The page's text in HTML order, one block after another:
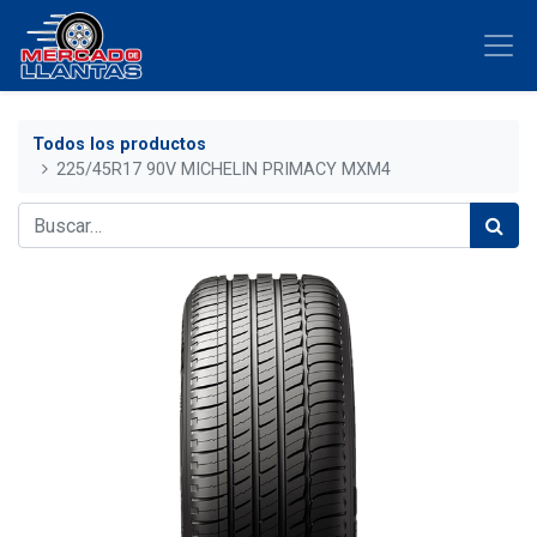
Todos los productos
225/45R17 90V MICHELIN PRIMACY MXM4